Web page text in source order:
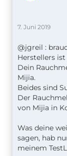
7. Juni 2019
@jgreil :
Herstellers
Dein
Mijia.
Beides sind
Der
von Mijia in
Was deine
sagen, hab
meinem